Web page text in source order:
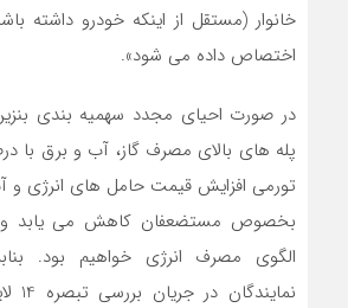
خانوار (مستقل از اینکه خودرو داشته
اختصاص داده می شود».
در صورت احیای مجدد سهمیه بندی
پله های بالای مصرف گاز، آب و برق با
تورمی افزایش قیمت حامل های انرژی و
بخصوص مستضعفان کاهش می یابد
الگوی مصرف انرژی خواهیم بود.